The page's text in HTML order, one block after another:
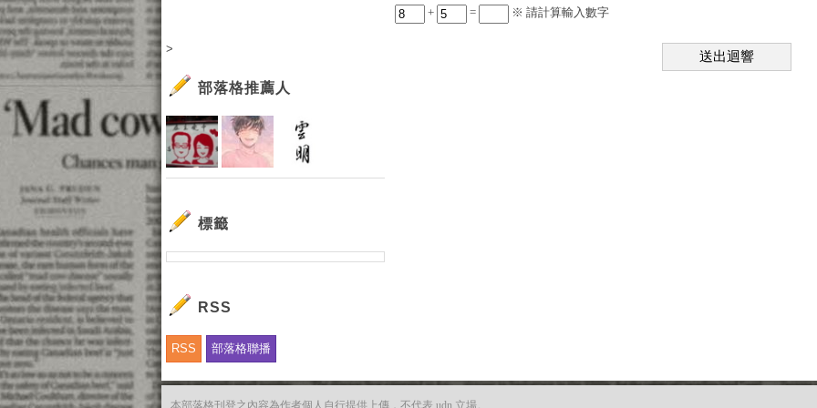
+ = ※ 請計算輸入數字
送出迴響
>
部落格推薦人
標籤
RSS
RSS 部落格聯播
本部落格刊登之內容為作者個人自行提供上傳，不代表 udn 立場。